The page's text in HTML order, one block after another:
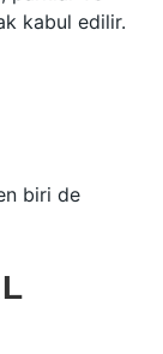
kabul edilir.
biri de